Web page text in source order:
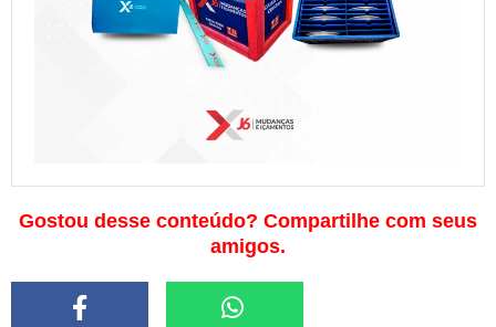
Gostou desse conteúdo? Compartilhe com seus
amigos.